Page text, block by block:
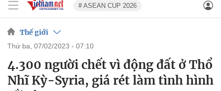
# ASEAN CUP 2026
Thế giới
thứ ba, 07/02/2023 - 07:10
4.300 người chết vì động đất ở Thổ
Nhĩ Kỳ-Syria, giá rét làm tình hình